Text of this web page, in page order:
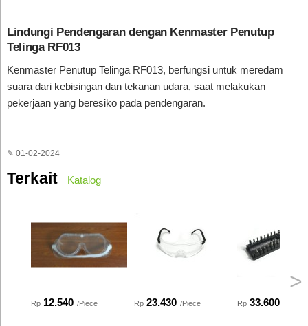
Lindungi Pendengaran dengan Kenmaster Penutup
Telinga RF013
Kenmaster Penutup Telinga RF013, berfungsi untuk meredam
suara dari kebisingan dan tekanan udara, saat melakukan
pekerjaan yang beresiko pada pendengaran.
✎ 01-02-2024
Terkait Katalog
>
Rp 12.540 /Piece Rp 23.430 /Piece Rp 33.600